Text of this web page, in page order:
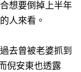
想要倒掉上半年
人來看。
去曾被老婆抓到
倪安東也透露